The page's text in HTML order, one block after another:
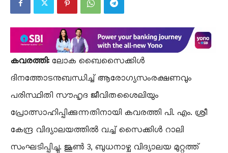
കവരത്തി:ലോക ബൈസൈക്കിൾ
ദിനത്തോടനുബന്ധിച്ച് ആരോഗ്യസംരക്ഷണവും
പരിസ്ഥിതി സൗഹൃദ ജീവിതശൈലിയും
പ്രോത്സാഹിപ്പിക്കുന്നതിനായി കവരത്തി പി. എം. ശ്രീ
കേന്ദ്ര വിദ്യാലയത്തിൽ വച്ച് സൈക്കിൾ റാലി
സംഘടിപ്പിച്ചു. ജൂൺ 3, ബുധനാഴ്ച വിദ്യാലയ മുറ്റത്ത്